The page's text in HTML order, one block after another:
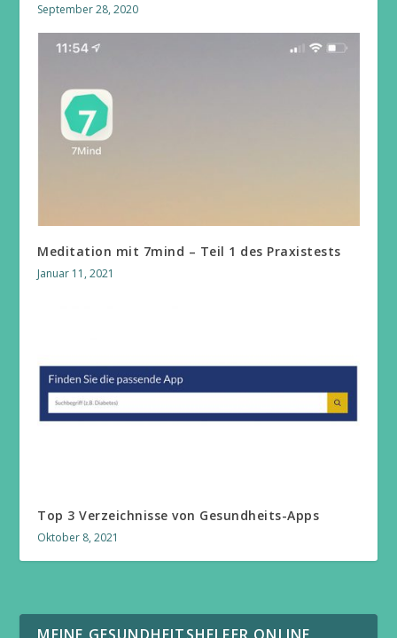
September 28, 2020
Meditation mit 7mind – Teil 1 des Praxistests
Januar 11, 2021
Top 3 Verzeichnisse von Gesundheits-Apps
Oktober 8, 2021
MEINE GESUNDHEITSHELFER ONLINE